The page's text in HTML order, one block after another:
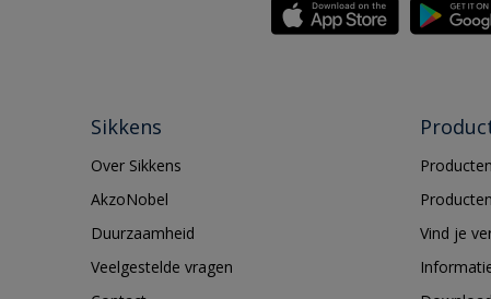
Sikkens
Over Sikkens
AkzoNobel
Duurzaamheid
Veelgestelde vragen
Vind je